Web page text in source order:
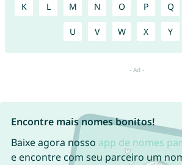
K L M N O P Q
U V W X Y
Encontre mais nomes bonitos!
Baixe agora nosso app de nomes
e encontre com seu parceiro um